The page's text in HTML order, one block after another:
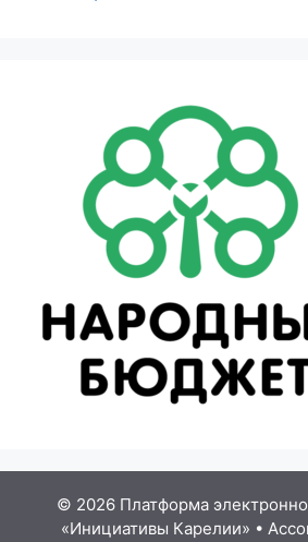
© 2026 Платформа
«Инициативы Карелии» •